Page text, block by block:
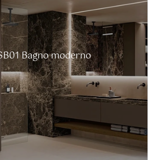
Bagno moderno